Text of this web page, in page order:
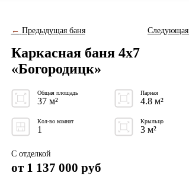
← Предыдущая баня Следующая
Каркасная баня 4x7
«Богородицк»
Общая площадь
37 м²
Парная
4.8 м²
Кол-во комнат
1
Крыльцо
3 м²
С отделкой
от 1 137 000 руб